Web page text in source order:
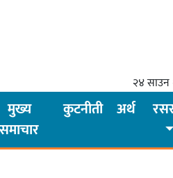
२४
मुख्य
समाचार
कुटनीती अर्थ